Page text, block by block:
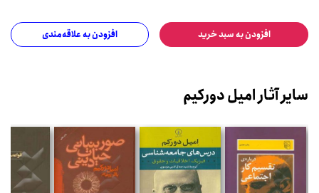
افزودن به سبد خرید افزودن به علاقه‌مندی
سایر آثار امیل دورکیم